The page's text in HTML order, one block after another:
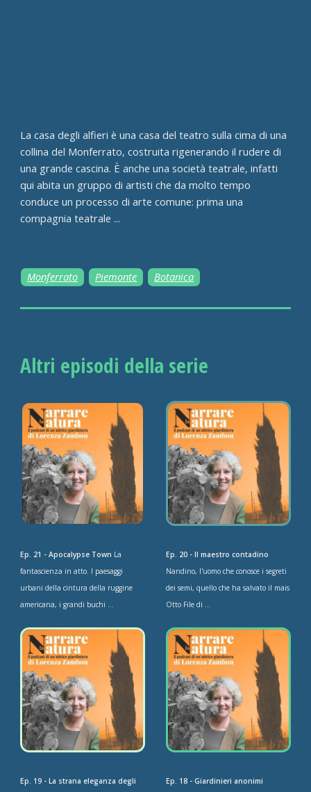
La casa degli alfieri è una casa del teatro sulla cima di una
collina del Monferrato, costruita rigenerando il rudere di
una grande cascina. È anche una società teatrale, infatti
qui abita un gruppo di artisti che da molto tempo
conduce un processo di arte comune: prima una
compagnia teatrale ...
Monferrato Piemonte Botanica
Altri episodi della serie
Ep. 21 - Apocalypse Town La
fantascienza in atto. I paesaggi
urbani della cintura della ruggine
americana, i grandi buchi ...
Ep. 20 - Il maestro contadino
Nandino, l'uomo che conosce i segreti
dei semi, quello che ha salvato il mais
Otto File di ...
Ep. 19 - La strana eleganza degli
Ep. 18 - Giardinieri anonimi